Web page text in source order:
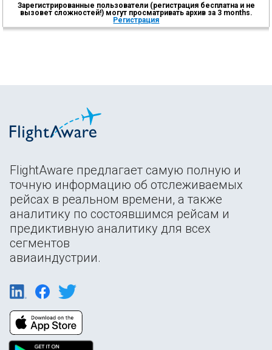
Зарегистрированные пользователи (регистрация бесплатна и не
вызовет сложностей!) могут просматривать архив за 3 months.
Регистрация
FlightAware предлагает самую полную и
точную информацию об отслеживаемых
рейсах в реальном времени, а также
аналитику по состоявшимся рейсам и
предиктивную аналитику для всех
сегментов
авиаиндустрии.